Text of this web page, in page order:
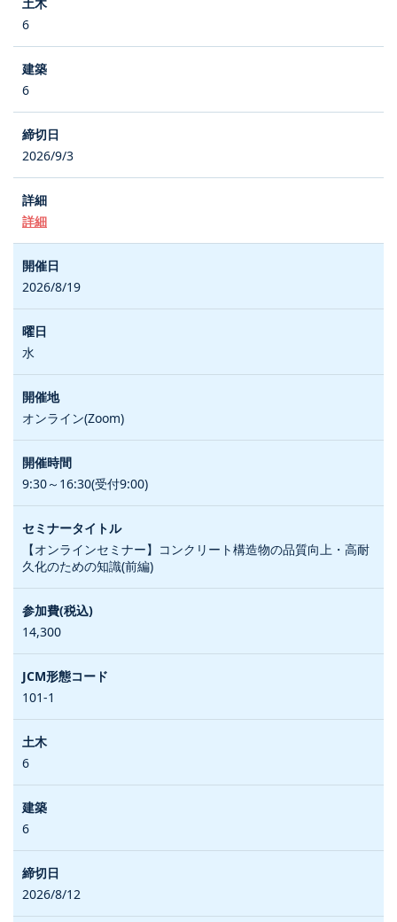
6
6
2026/9/3
詳細
2026/8/19
水
オンライン(Zoom)
9:30～16:30(受付9:00)
【オンラインセミナー】コンクリート構造物の品質向上・高耐
久化のための知識(前編)
14,300
101-1
6
6
2026/8/12